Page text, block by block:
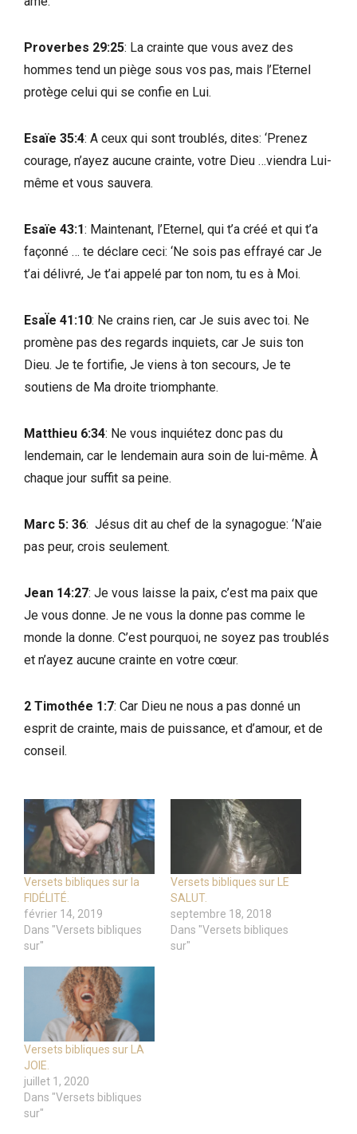
Proverbes 29:25: La crainte que vous avez des
hommes tend un piège sous vos pas, mais l’Eternel
protège celui qui se confie en Lui.
Esaïe 35:4: A ceux qui sont troublés, dites: ‘Prenez
courage, n’ayez aucune crainte, votre Dieu …viendra Lui-
même et vous sauvera.
Esaïe 43:1: Maintenant, l’Eternel, qui t’a créé et qui t’a
façonné … te déclare ceci: ‘Ne sois pas effrayé car Je
t’ai délivré, Je t’ai appelé par ton nom, tu es à Moi.
EsaÏe 41:10: Ne crains rien, car Je suis avec toi. Ne
promène pas des regards inquiets, car Je suis ton
Dieu. Je te fortifie, Je viens à ton secours, Je te
soutiens de Ma droite triomphante.
Matthieu 6:34: Ne vous inquiétez donc pas du
lendemain, car le lendemain aura soin de lui-même. À
chaque jour suffit sa peine.
Marc 5: 36: Jésus dit au chef de la synagogue: ‘N’aie
pas peur, crois seulement.
Jean 14:27: Je vous laisse la paix, c’est ma paix que
Je vous donne. Je ne vous la donne pas comme le
monde la donne. C’est pourquoi, ne soyez pas troublés
et n’ayez aucune crainte en votre cœur.
2 Timothée 1:7: Car Dieu ne nous a pas donné un
esprit de crainte, mais de puissance, et d’amour, et de
conseil.
Versets bibliques sur la
FIDÉLITÉ.
février 14, 2019
Dans "Versets bibliques
sur"
Versets bibliques sur LE
SALUT.
septembre 18, 2018
Dans "Versets bibliques
sur"
Versets bibliques sur LA
JOIE.
juillet 1, 2020
Dans "Versets bibliques
sur"